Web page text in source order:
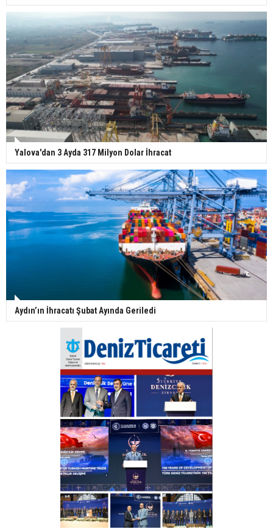
Yalova'dan 3 Ayda 317 Milyon Dolar İhracat
Aydın’ın İhracatı Şubat Ayında Geriledi